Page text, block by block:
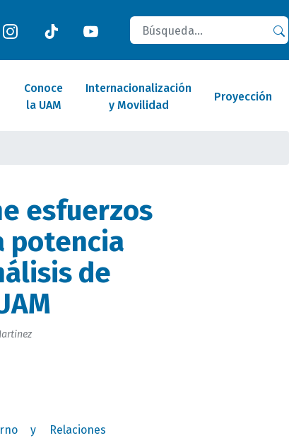
Buscar
Conoce
la UAM
Internacionalización
y Movilidad
Proyección
esfuerzos
potencia
de
y Relaciones